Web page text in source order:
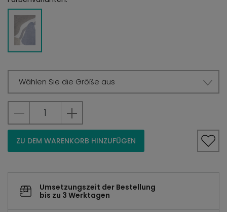
Wählen Sie die Größe aus
ZU DEM WARENKORB HINZUFÜGEN
Umsetzungszeit der Bestellung
bis zu 3 Werktagen